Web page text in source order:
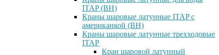
ITAP (ВН)
Краны шаровые латунные ITAP с
американкой (ВН)
Краны шаровые латунные трехходовые
ITAP
Кран шаровой латунный